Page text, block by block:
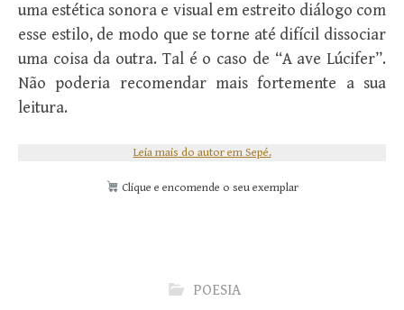
uma estética sonora e visual em estreito diálogo com
esse estilo, de modo que se torne até difícil dissociar
uma coisa da outra. Tal é o caso de “A ave Lúcifer”.
Não poderia recomendar mais fortemente a sua
leitura.
Leia mais do autor em Sepé.
Clique e encomende o seu exemplar
POESIA